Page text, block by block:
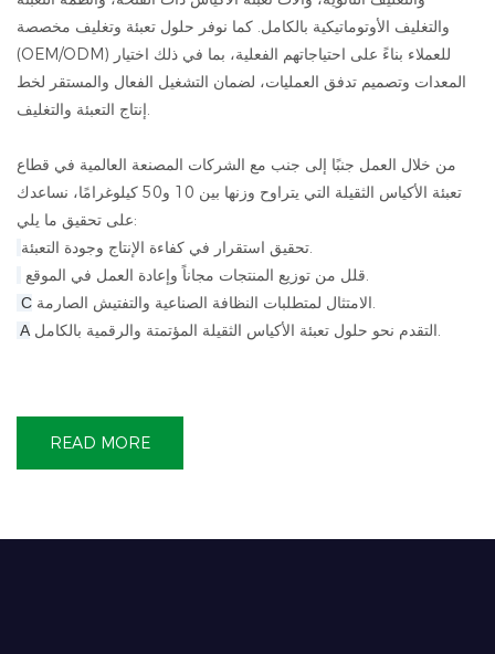
والتغليف الأوتوماتيكية بالكامل. كما نوفر حلول تعبئة وتغليف مخصصة
(OEM/ODM) للعملاء بناءً على احتياجاتهم الفعلية، بما في ذلك اختيار
المعدات وتصميم تدفق العمليات، لضمان التشغيل الفعال والمستقر لخط
إنتاج التعبئة والتغليف.
من خلال العمل جنبًا إلى جنب مع الشركات المصنعة العالمية في قطاع
تعبئة الأكياس الثقيلة التي يتراوح وزنها بين 10 و50 كيلوغرامًا، نساعدك
على تحقيق ما يلي:
تحقيق استقرار في كفاءة الإنتاج وجودة التعبئة.
قلل من توزيع المنتجات مجاناً وإعادة العمل في الموقع.
C الامتثال لمتطلبات النظافة الصناعية والتفتيش الصارمة.
A التقدم نحو حلول تعبئة الأكياس الثقيلة المؤتمتة والرقمية بالكامل.
READ MORE